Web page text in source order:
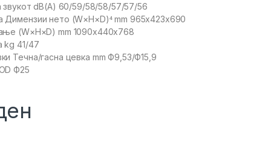
звукот dB(A) 60/59/58/58/57/57/56
Димензии нето (W×H×D)⁴ mm 965x423x690
(W×H×D) mm 1090x440x768
kg 41/47
Течна/гасна цевка mm Ф9,53/Ф15,9
Ф25